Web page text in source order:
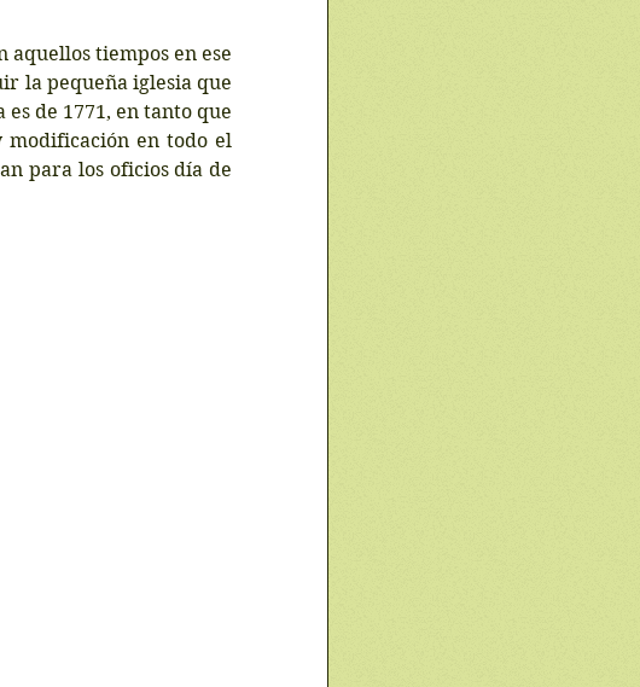
aquellos tiempos en ese
la pequeña iglesia que
de 1771, en tanto que
modificación en todo el
para los oficios día de